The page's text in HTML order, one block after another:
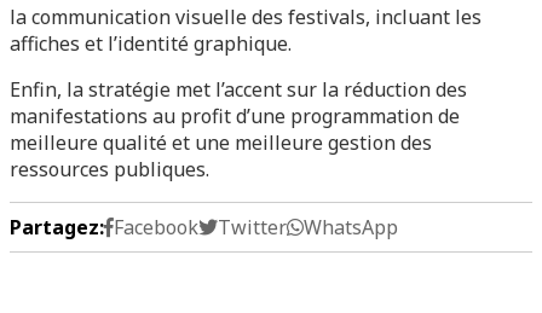
la communication visuelle des festivals, incluant les
affiches et l’identité graphique.
Enfin, la stratégie met l’accent sur la réduction des
manifestations au profit d’une programmation de
meilleure qualité et une meilleure gestion des
ressources publiques.
Partagez: Facebook Twitter WhatsApp